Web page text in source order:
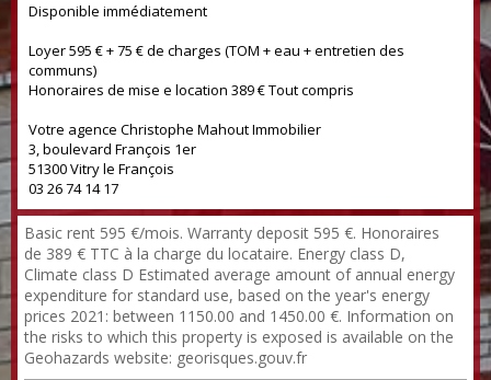
Disponible immédiatement
Loyer 595 € + 75 € de charges (TOM + eau + entretien des
communs)
Honoraires de mise e location 389 € Tout compris
Votre agence Christophe Mahout Immobilier
3, boulevard François 1er
51300 Vitry le François
03 26 74 14 17
Basic rent 595 €/mois. Warranty deposit 595 €. Honoraires
de 389 € TTC à la charge du locataire. Energy class D,
Climate class D Estimated average amount of annual energy
expenditure for standard use, based on the year's energy
prices 2021: between 1150.00 and 1450.00 €. Information on
the risks to which this property is exposed is available on the
Geohazards website: georisques.gouv.fr